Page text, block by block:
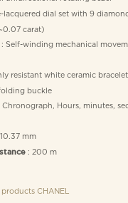
dial set with 9
carat)
Self-winding mechanical
resistant white ceramic
buckle
Hours, minutes,
mm
: 200 m
products CHANEL